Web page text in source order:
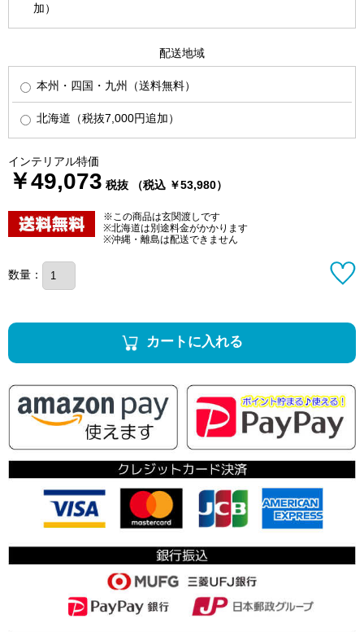
加）
配送地域
本州・四国・九州（送料無料）
北海道（税抜7,000円追加）
インテリアル特価
￥49,073 税抜 （税込 ￥53,980）
※この商品は玄関渡しです
※北海道は別途料金がかかります
※沖縄・離島は配送できません
数量：
カートに入れる